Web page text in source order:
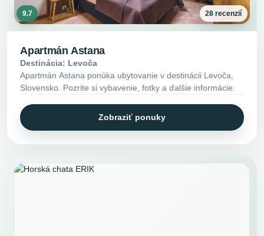
9.7 28 recenzií
Apartmán Astana
Destinácia: Levoča
Apartmán Astana ponúka ubytovanie v destinácii Levoča,
Slovensko. Pozrite si vybavenie, fotky a ďalšie informácie.
Zobraziť ponuky